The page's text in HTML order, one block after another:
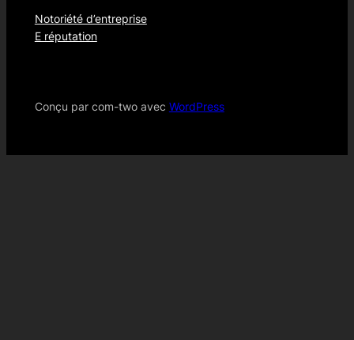
Notoriété d’entreprise
E réputation
Conçu par com-two avec WordPress